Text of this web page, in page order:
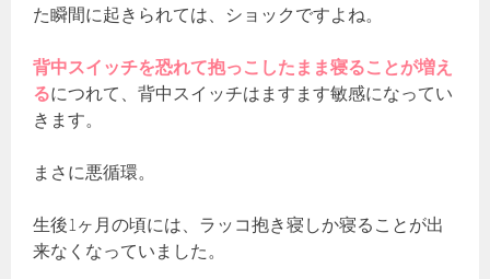
た瞬間に起きられては、ショックですよね。
背中スイッチを恐れて抱っこしたまま寝ることが増え
るにつれて、背中スイッチはますます敏感になってい
きます。
まさに悪循環。
生後1ヶ月の頃には、ラッコ抱き寝しか寝ることが出
来なくなっていました。